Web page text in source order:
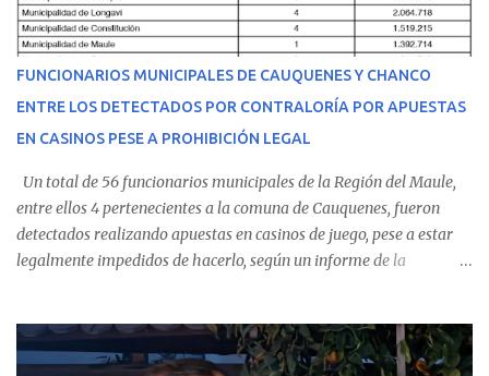
estudiante de medicina de 25 años, se agravó y pese a los esfuerzos
del personal de emergencia terminó falleciendo, sin alcanzar a
recibir atención especializada en el centro de destino. Apenas se
conoció la gravedad de su condición, sus padres —residentes en
Villarrica— se trasladaron a Cauquenes con la esperanza de una
evolución favorable. No obstante, alrededo...
FUNCIONARIOS MUNICIPALES DE CAUQUENES Y CHANCO
ENTRE LOS DETECTADOS POR CONTRALORÍA POR APUESTAS
EN CASINOS PESE A PROHIBICIÓN LEGAL
Un total de 56 funcionarios municipales de la Región del Maule,
entre ellos 4 pertenecientes a la comuna de Cauquenes, fueron
detectados realizando apuestas en casinos de juego, pese a estar
legalmente impedidos de hacerlo, según un informe de la
estableció que estos funcionarios —quienes administran o
custodian fondos públicos— efectuaron transacciones por un